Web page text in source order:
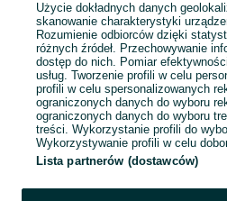
Użycie dokładnych danych
skanowanie charakterystyki
Rozumienie odbiorców dzięki
różnych źródeł. Przechowywanie
dostęp do nich. Pomiar
usług. Tworzenie profili w celu
profili w celu spersonalizowanych
ograniczonych danych do wyboru
ograniczonych danych do wyboru
treści. Wykorzystanie profili do
Wykorzystywanie profili w celu
Lista partnerów (dostawców)